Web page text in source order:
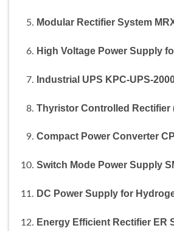
Modular Rectifier System
High Voltage Power Supply
Industrial UPS KPC-UPS-
Thyristor Controlled Rectifier
Compact Power Converter
Switch Mode Power Supply
DC Power Supply for
Energy Efficient Rectifier ER